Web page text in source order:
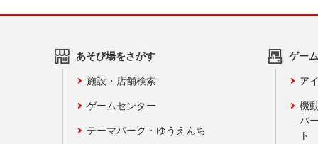
あそび場をさがす
施設・店舗検索
ゲームセンター
テーマパーク・ゆうえんち
ゲー
ア
機
バ
ト